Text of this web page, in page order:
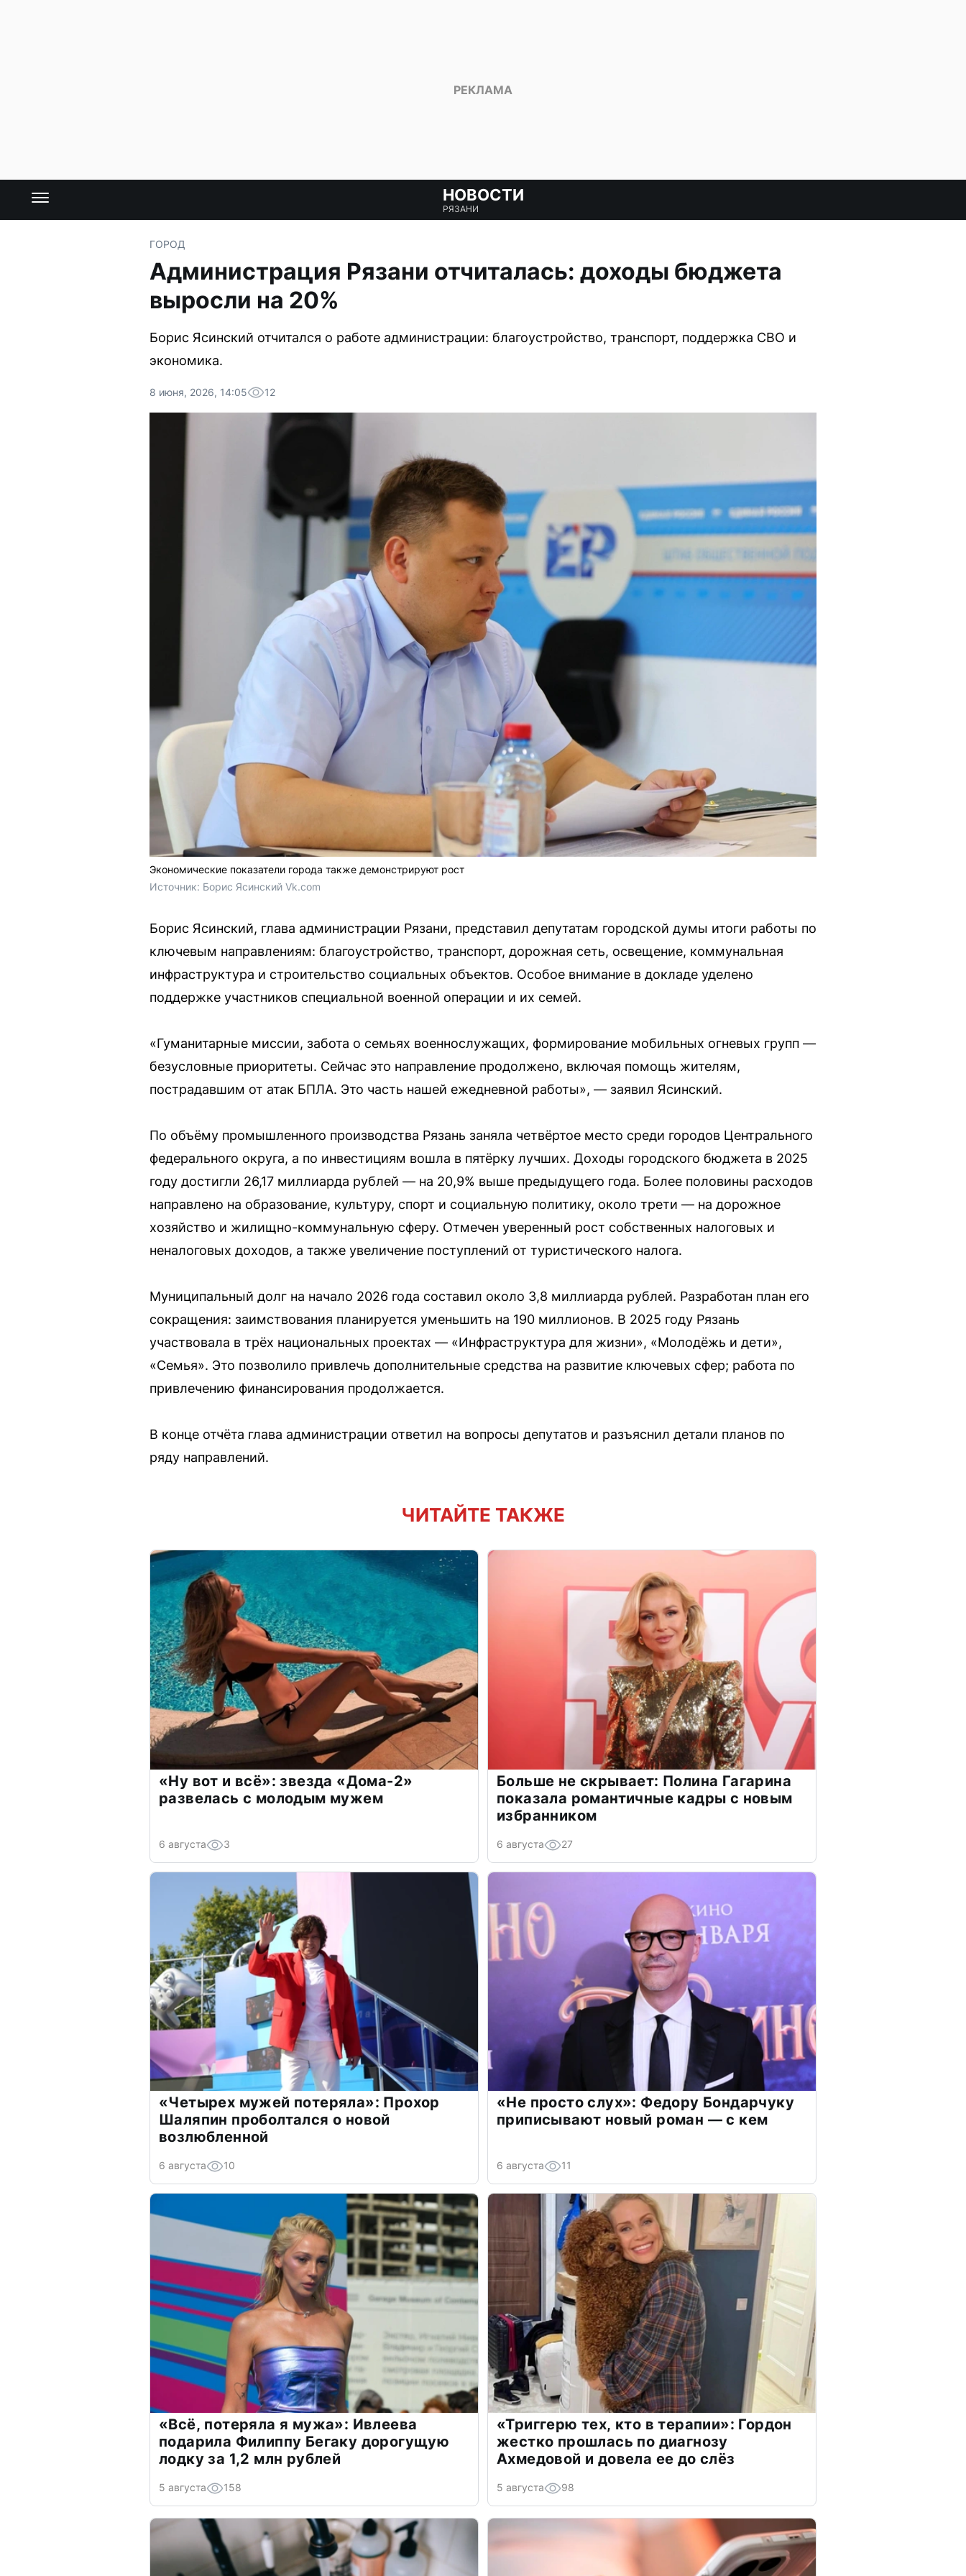
НОВОСТИ
РЯЗАНИ
ГОРОД
Администрация Рязани отчиталась: доходы бюджета
выросли на 20%
Борис Ясинский отчитался о работе администрации: благоустройство, транспорт, поддержка СВО и
экономика.
8 июня, 2026, 14:05 12
Экономические показатели города также демонстрируют рост
Источник: Борис Ясинский Vk.com
Борис Ясинский, глава администрации Рязани, представил депутатам городской думы итоги работы по
ключевым направлениям: благоустройство, транспорт, дорожная сеть, освещение, коммунальная
инфраструктура и строительство социальных объектов. Особое внимание в докладе уделено
поддержке участников специальной военной операции и их семей.
«Гуманитарные миссии, забота о семьях военнослужащих, формирование мобильных огневых групп —
безусловные приоритеты. Сейчас это направление продолжено, включая помощь жителям,
пострадавшим от атак БПЛА. Это часть нашей ежедневной работы», — заявил Ясинский.
По объёму промышленного производства Рязань заняла четвёртое место среди городов Центрального
федерального округа, а по инвестициям вошла в пятёрку лучших. Доходы городского бюджета в 2025
году достигли 26,17 миллиарда рублей — на 20,9% выше предыдущего года. Более половины расходов
направлено на образование, культуру, спорт и социальную политику, около трети — на дорожное
хозяйство и жилищно-коммунальную сферу. Отмечен уверенный рост собственных налоговых и
неналоговых доходов, а также увеличение поступлений от туристического налога.
Муниципальный долг на начало 2026 года составил около 3,8 миллиарда рублей. Разработан план его
сокращения: заимствования планируется уменьшить на 190 миллионов. В 2025 году Рязань
участвовала в трёх национальных проектах — «Инфраструктура для жизни», «Молодёжь и дети»,
«Семья». Это позволило привлечь дополнительные средства на развитие ключевых сфер; работа по
привлечению финансирования продолжается.
В конце отчёта глава администрации ответил на вопросы депутатов и разъяснил детали планов по
ряду направлений.
ЧИТАЙТЕ ТАКЖЕ
«Ну вот и всё»: звезда «Дома-2»
развелась с молодым мужем
6 августа 3
Больше не скрывает: Полина Гагарина
показала романтичные кадры с новым
избранником
6 августа 27
«Четырех мужей потеряла»: Прохор
Шаляпин проболтался о новой
возлюбленной
6 августа 10
«Не просто слух»: Федору Бондарчуку
приписывают новый роман — с кем
6 августа 11
«Всё, потеряла я мужа»: Ивлеева
подарила Филиппу Бегаку дорогущую
лодку за 1,2 млн рублей
5 августа 158
«Триггерю тех, кто в терапии»: Гордон
жестко прошлась по диагнозу
Ахмедовой и довела ее до слёз
5 августа 98